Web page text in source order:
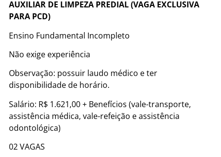
AUXILIAR DE LIMPEZA PREDIAL (VAGA EXCLUSIVA
PARA PCD)
Ensino Fundamental Incompleto
Não exige experiência
Observação: possuir laudo médico e ter
disponibilidade de horário.
Salário: R$ 1.621,00 + Benefícios (vale-transporte,
assistência médica, vale-refeição e assistência
odontológica)
02 VAGAS